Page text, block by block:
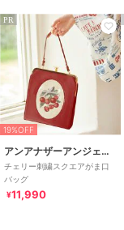
PR
19%OFF
アンアナザーアンジェラス
チェリー刺繍スクエアがま口
バッグ
¥11,990